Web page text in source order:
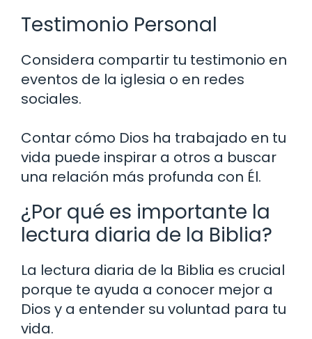
Testimonio Personal
Considera compartir tu testimonio en
eventos de la iglesia o en redes
sociales.
Contar cómo Dios ha trabajado en tu
vida puede inspirar a otros a buscar
una relación más profunda con Él.
¿Por qué es importante la
lectura diaria de la Biblia?
La lectura diaria de la Biblia es crucial
porque te ayuda a conocer mejor a
Dios y a entender su voluntad para tu
vida.